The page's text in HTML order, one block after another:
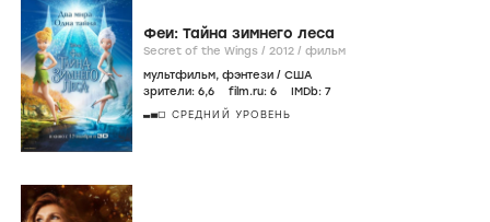
Феи: Тайна зимнего леса
Secret of the Wings / 2012 / фильм
мультфильм, фэнтези / США
зрители: 6,6 film.ru: 6 IMDb: 7
СРЕДНИЙ УРОВЕНЬ